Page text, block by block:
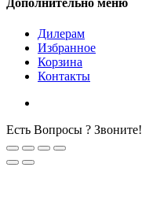
Дилерам
Избранное
Корзина
Контакты
Есть Вопросы ? Звоните!